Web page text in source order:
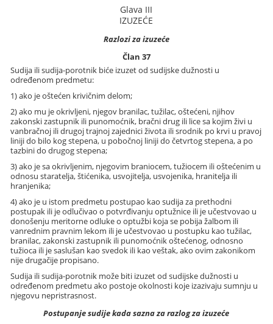
Glava III
IZUZEĆE
Razlozi za izuzeće
Član 37
Sudija ili sudija-porotnik biće izuzet od sudijske dužnosti u
određenom predmetu:
1) ako je oštećen krivičnim delom;
2) ako mu je okrivljeni, njegov branilac, tužilac, oštećeni, njihov
zakonski zastupnik ili punomoćnik, bračni drug ili lice sa kojim živi u
vanbračnoj ili drugoj trajnoj zajednici života ili srodnik po krvi u pravoj
liniji do bilo kog stepena, u pobočnoj liniji do četvrtog stepena, a po
tazbini do drugog stepena;
3) ako je sa okrivljenim, njegovim braniocem, tužiocem ili oštećenim u
odnosu staratelja, štićenika, usvojitelja, usvojenika, hranitelja ili
hranjenika;
4) ako je u istom predmetu postupao kao sudija za prethodni
postupak ili je odlučivao o potvrđivanju optužnice ili je učestvovao u
donošenju meritorne odluke o optužbi koja se pobija žalbom ili
vanrednim pravnim lekom ili je učestvovao u postupku kao tužilac,
branilac, zakonski zastupnik ili punomoćnik oštećenog, odnosno
tužioca ili je saslušan kao svedok ili kao veštak, ako ovim zakonikom
nije drugačije propisano.
Sudija ili sudija-porotnik može biti izuzet od sudijske dužnosti u
određenom predmetu ako postoje okolnosti koje izazivaju sumnju u
njegovu nepristrasnost.
Postupanje sudije kada sazna za razlog za izuzeće